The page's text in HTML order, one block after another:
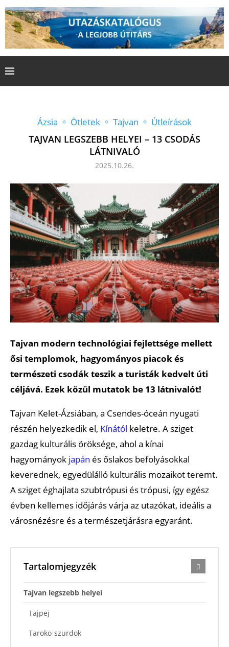
Ázsia Ötletek Tajvan Útleírások
TAJVAN LEGSZEBB HELYEI – 13 CSODÁS
LÁTNIVALÓ
2025.10.26.
Tajvan modern technológiai fejlettsége mellett
ősi templomok, hagyományos piacok és
természeti csodák teszik a turisták kedvelt úti
céljává. Ezek közül mutatok be 13 látnivalót!
Tajvan Kelet-Ázsiában, a Csendes-óceán nyugati
részén helyezkedik el, Kínától keletre. A sziget
gazdag kulturális öröksége, ahol a kínai
hagyományok japán és őslakos befolyásokkal
keverednek, egyedülálló kulturális mozaikot teremt.
A sziget éghajlata szubtrópusi és trópusi, így egész
évben kellemes időjárás várja az utazókat, ideális a
városnézésre és a természetjárásra egyaránt.
Tartalomjegyzék
Tajvan legszebb helyei
Tajpej
Taroko-szurdok